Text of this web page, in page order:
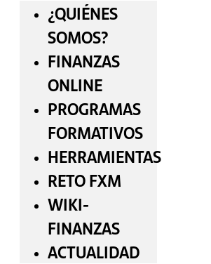
¿QUIÉNES
SOMOS?
FINANZAS
ONLINE
PROGRAMAS
FORMATIVOS
HERRAMIENTAS
RETO FXM
WIKI-
FINANZAS
ACTUALIDAD